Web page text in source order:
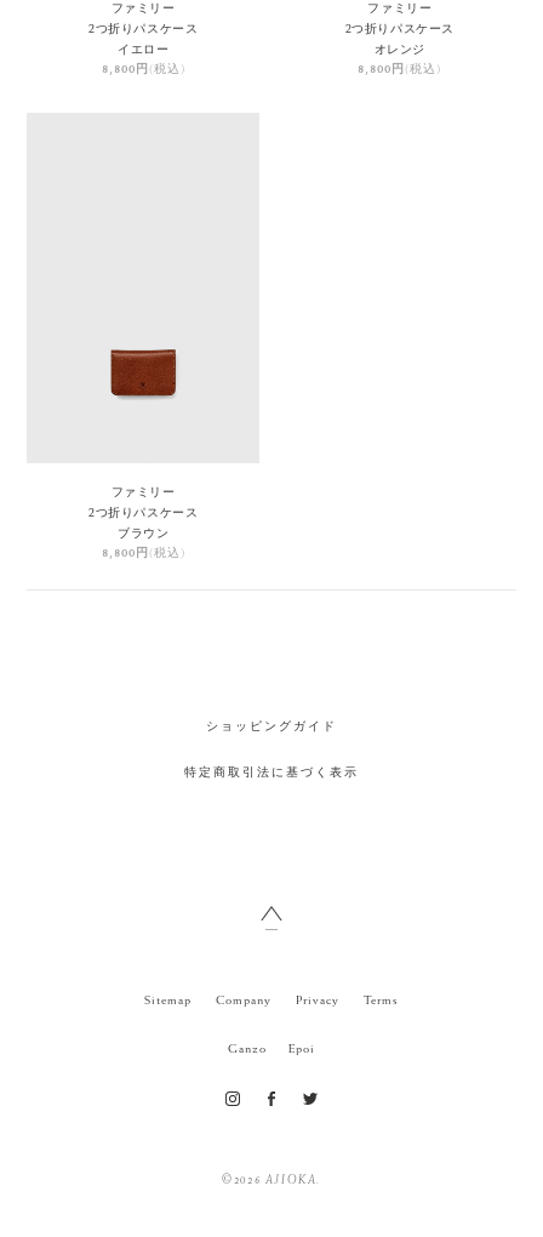
ファミリー
2つ折りパスケース
イエロー
8,800円 (税込)
ファミリー
2つ折りパスケース
オレンジ
8,800円(税込)
ファミリー
2つ折りパスケース
ブラウン
8,800円 (税込)
ショッピングガイド
特定商取引法に基づく表示
Sitemap Company Privacy Terms
Ganzo Epoi
© 2026 AJIOKA.